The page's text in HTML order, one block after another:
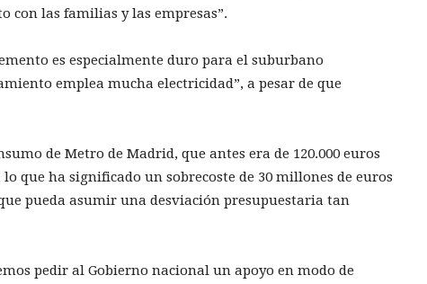
con las familias y las empresas”.
es especialmente duro para el suburbano
emplea mucha electricidad”, a pesar de que
de Metro de Madrid, que antes era de 120.000 euros
que ha significado un sobrecoste de 30 millones de euros
pueda asumir una desviación presupuestaria tan
pedir al Gobierno nacional un apoyo en modo de